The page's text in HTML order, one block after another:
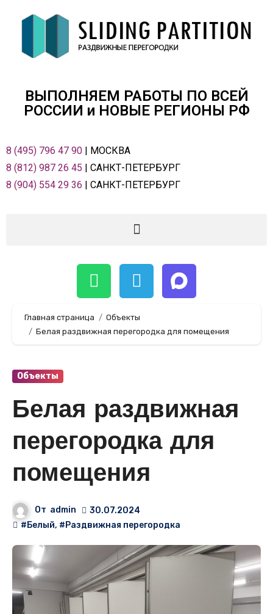
ВЫПОЛНЯЕМ РАБОТЫ ПО ВСЕЙ
РОСCИИ и НОВЫЕ РЕГИОНЫ РФ
8 (495) 796 47 90 | МОСКВА
8 (812) 987 26 45 | САНКТ-ПЕТЕРБУРГ
8 (904) 554 29 36 | САНКТ-ПЕТЕРБУРГ
Главная страница
Объекты
Белая раздвижная перегородка для помещения
Объекты
Белая раздвижная
перегородка для
помещения
От admin
30.07.2024
#Белый, #Раздвижная перегородка